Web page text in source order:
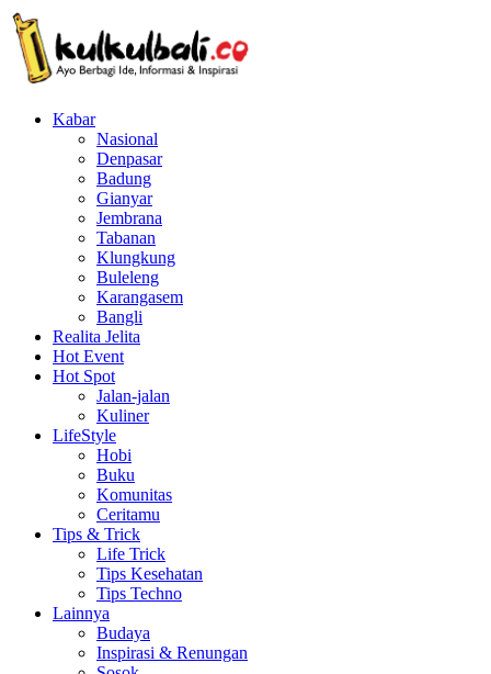
Kabar
Nasional
Denpasar
Badung
Gianyar
Jembrana
Tabanan
Klungkung
Buleleng
Karangasem
Bangli
Realita Jelita
Hot Event
Hot Spot
Jalan-jalan
Kuliner
LifeStyle
Hobi
Buku
Komunitas
Ceritamu
Tips & Trick
Life Trick
Tips Kesehatan
Tips Techno
Lainnya
Budaya
Inspirasi & Renungan